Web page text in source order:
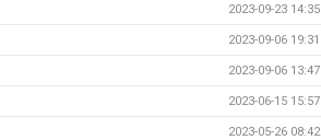
2023-09-23 14:35
2023-09-06 19:31
2023-09-06 13:47
2023-06-15 15:57
2023-05-26 08:42